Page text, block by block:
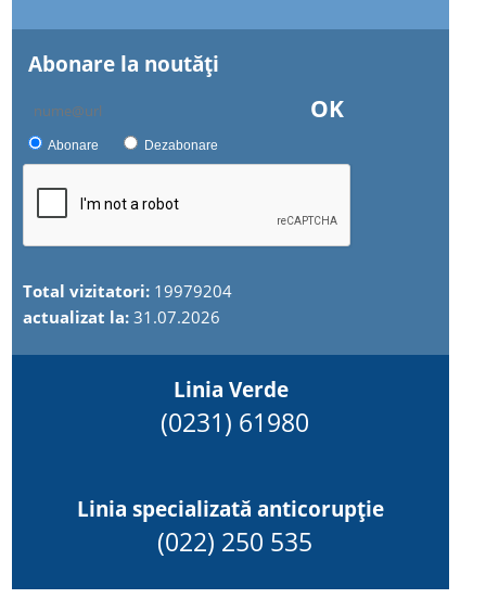
Abonare la noutăţi
OK
Abonare Dezabonare
Total vizitatori: 19979204
actualizat la:31.07.2026
Linia Verde
(0231) 61980
Linia specializată anticorupție
(022) 250 535